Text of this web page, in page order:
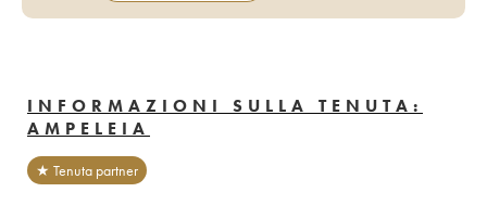
INFORMAZIONI SULLA TENUTA:
AMPELEIA
★ Tenuta partner